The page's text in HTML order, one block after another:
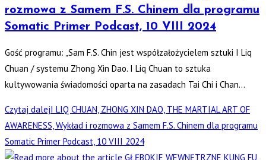
rozmowa z Samem F.S. Chinem dla programu
Somatic Primer Podcast, 10 VIII 2024
Gość programu: „Sam F.S. Chin jest współzałożycielem sztuki I Liq
Chuan / systemu Zhong Xin Dao. I Liq Chuan to sztuka
kultywowania świadomości oparta na zasadach Tai Chi i Chan…
Czytaj dalejI LIQ CHUAN, ZHONG XIN DAO, THE MARTIAL ART OF
AWARENESS, Wykład i rozmowa z Samem F.S. Chinem dla programu
Somatic Primer Podcast, 10 VIII 2024